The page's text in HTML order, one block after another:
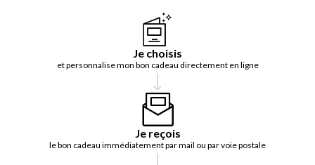
Je choisis
et personnalise mon bon cadeau directement en ligne
Je reçois
le bon cadeau immédiatement par mail ou par voie postale